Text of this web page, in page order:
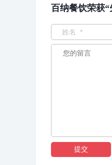
百纳餐饮荣获
提交